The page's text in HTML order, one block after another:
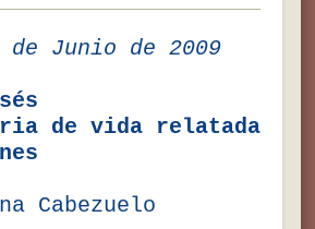
de Junio de 2009
de vida relatada
Cabezuelo